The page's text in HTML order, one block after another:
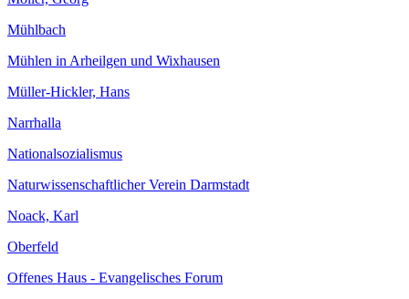
Mühlbach
Mühlen in Arheilgen und Wixhausen
Müller-Hickler, Hans
Narrhalla
Nationalsozialismus
Naturwissenschaftlicher Verein Darmstadt
Noack, Karl
Oberfeld
Offenes Haus - Evangelisches Forum